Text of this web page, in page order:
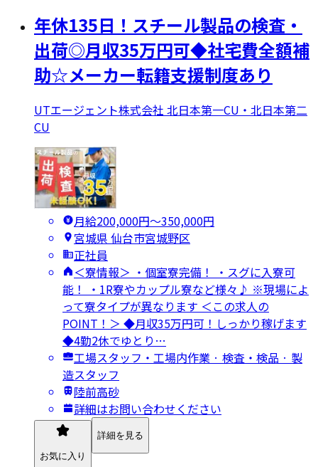
年休135日！スチール製品の検査・
出荷◎月収35万円可◆社宅費全額補
助☆メーカー転籍支援制度あり
UTエージェント株式会社 北日本第一CU・北日本第二
CU
月給200,000円〜350,000円
宮城県 仙台市宮城野区
正社員
＜寮情報＞ ・個室寮完備！ ・スグに入寮可
能！ ・1R寮やカップル寮など様々♪ ※現場によ
って寮タイプが異なります ＜この求人の
POINT！＞ ◆月収35万円可！しっかり稼げます
◆4勤2休でゆとり…
工場スタッフ・工場内作業 · 検査・検品 · 製
造スタッフ
陸前高砂
詳細はお問い合わせください
お気に入り
詳細を見る